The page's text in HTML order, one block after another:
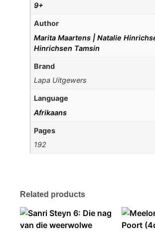
9+
Author
Marita Maartens | Natalie
Hinrichsen Tamsin
Brand
Lapa Uitgewers
Language
Afrikaans
Pages
192
Related products